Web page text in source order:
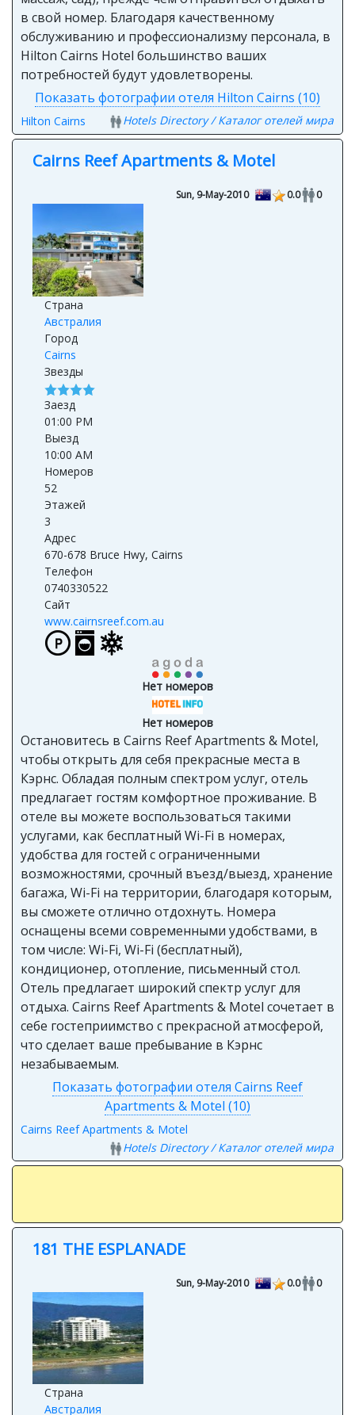
в свой номер. Благодаря качественному
обслуживанию и профессионализму персонала, в
Hilton Cairns Hotel большинство ваших
потребностей будут удовлетворены.
Показать фотографии отеля Hilton Cairns (10)
Hilton Cairns Hotels Directory / Каталог отелей мира
Cairns Reef Apartments & Motel
Sun, 9-May-2010 0.0 0
Страна
Австралия
Город
Cairns
Звезды
Заезд
01:00 PM
Выезд
10:00 AM
Номеров
52
Этажей
3
Адрес
670-678 Bruce Hwy, Cairns
Телефон
0740330522
Сайт
www.cairnsreef.com.au
Нет номеров
Нет номеров
Остановитесь в Cairns Reef Apartments & Motel,
чтобы открыть для себя прекрасные места в
Кэрнс. Обладая полным спектром услуг, отель
предлагает гостям комфортное проживание. В
отеле вы можете воспользоваться такими
услугами, как бесплатный Wi-Fi в номерах,
удобства для гостей с ограниченными
возможностями, срочный въезд/выезд, хранение
багажа, Wi-Fi на территории, благодаря которым,
вы сможете отлично отдохнуть. Номера
оснащены всеми современными удобствами, в
том числе: Wi-Fi, Wi-Fi (бесплатный),
кондиционер, отопление, письменный стол.
Отель предлагает широкий спектр услуг для
отдыха. Cairns Reef Apartments & Motel сочетает в
себе гостеприимство с прекрасной атмосферой,
что сделает ваше пребывание в Кэрнс
незабываемым.
Показать фотографии отеля Cairns Reef
Apartments & Motel (10)
Cairns Reef Apartments & Motel
Hotels Directory / Каталог отелей мира
181 THE ESPLANADE
Sun, 9-May-2010 0.0 0
Страна
Австралия